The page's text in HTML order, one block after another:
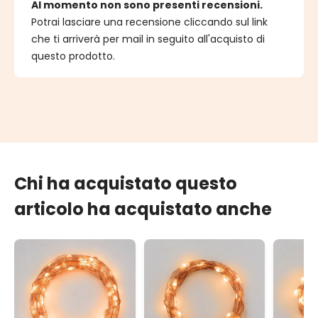
Al momento non sono presenti recensioni.
Potrai lasciare una recensione cliccando sul link
che ti arriverà per mail in seguito all'acquisto di
questo prodotto.
Chi ha acquistato questo
articolo ha acquistato anche